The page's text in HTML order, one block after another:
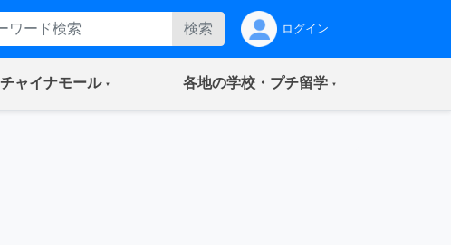
検索 ログイン
チャイナモール(current) 各地の学校・プチ留学(current)